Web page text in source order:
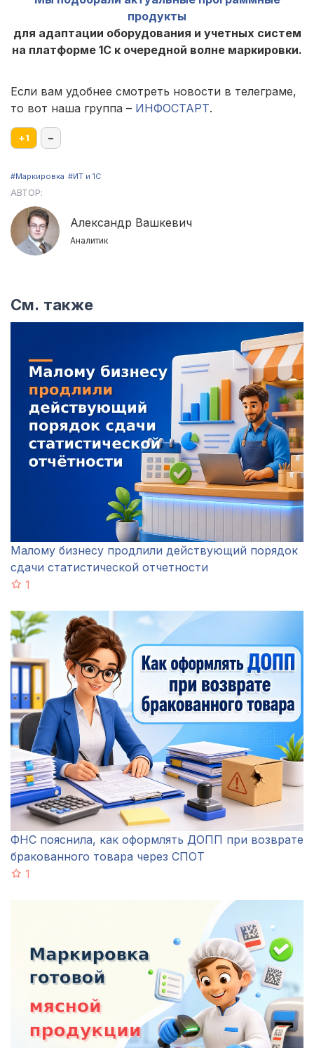
продукты
для адаптации оборудования и учетных систем
на платформе 1С к очередной волне маркировки.
Если вам удобнее смотреть новости в телеграме,
то вот наша группа – ИНФОСТАРТ.
+1 –
#Маркировка #ИТ и 1С
АВТОР:
Александр Вашкевич
Аналитик
См. также
Малому бизнесу продлили действующий порядок
сдачи статистической отчетности
1
ФНС пояснила, как оформлять ДОПП при возврате
бракованного товара через СПОТ
1